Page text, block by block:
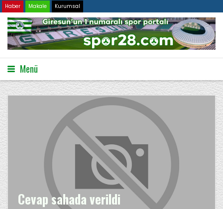
Haber Makale Kurumsal
Menü
Cevap sahada verildi